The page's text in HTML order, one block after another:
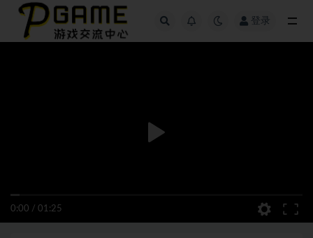
登录
0:00 / 01:25
全部